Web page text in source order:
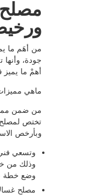
من أهَم ما
جودة،
أهمْ ما يميز
ماهي
من ضمن
تختص
وبأرخص
وتسعي فني
وذلك من
وضع خطة
مصلح